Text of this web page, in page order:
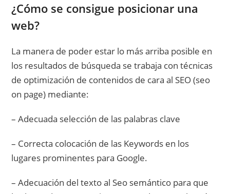
¿Cómo se consigue posicionar una
web?
La manera de poder estar lo más arriba posible en
los resultados de búsqueda se trabaja con técnicas
de optimización de contenidos de cara al SEO (seo
on page) mediante:
– Adecuada selección de las palabras clave
– Correcta colocación de las Keywords en los
lugares prominentes para Google.
– Adecuación del texto al Seo semántico para que